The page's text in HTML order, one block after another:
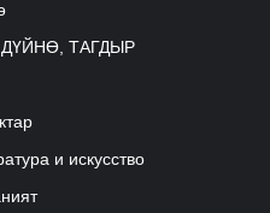
ТАГДЫР
и искусство